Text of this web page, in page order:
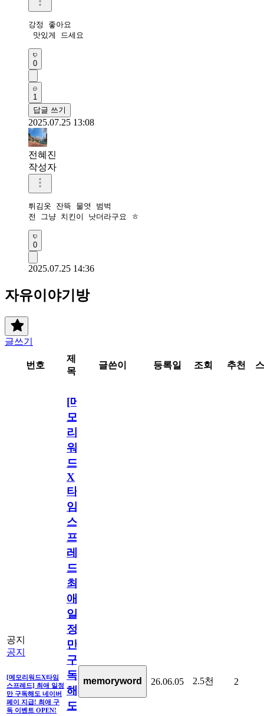
강정 좋아요
맛있게 드세요
0
1
답글 쓰기
2025.07.25 13:08
전혜진
작성자
튀김옷 잔뜩 물엿 범벅
전 그냥 치킨이 낫더라구요 ㅎ
0
2025.07.25 14:36
자유이야기방
글쓰기
번호
제
목
글쓴이 등록일 조회 추천
공지
공지
[메모리워드X타임
스프레드] 최애 일정
만 구독해도 네이버
페이 지급! 최애 구
독 이벤트 OPEN!
[메
모
리
워
드
X
타
임
스
프
레
드]
최
애
일
정
만
구
독
해
도
memoryword 26.06.05 2.5천 2